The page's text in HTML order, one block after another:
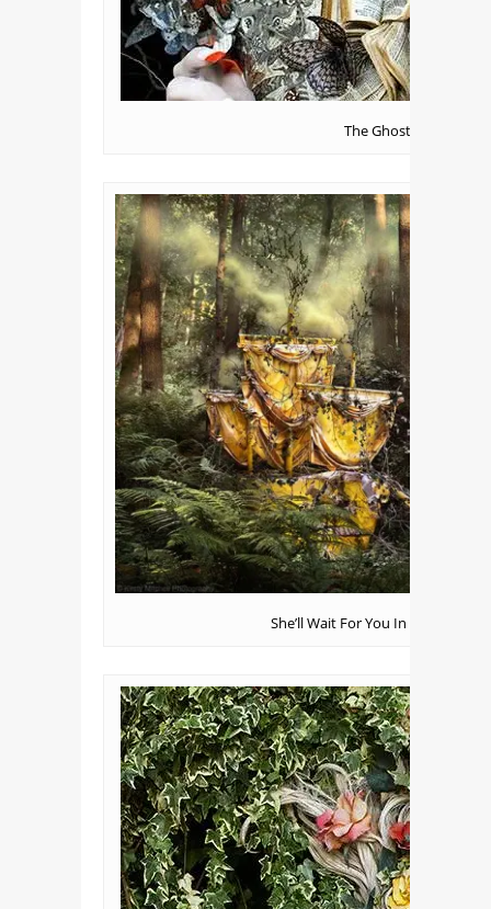
The Ghost Swift
She’ll Wait For You In The